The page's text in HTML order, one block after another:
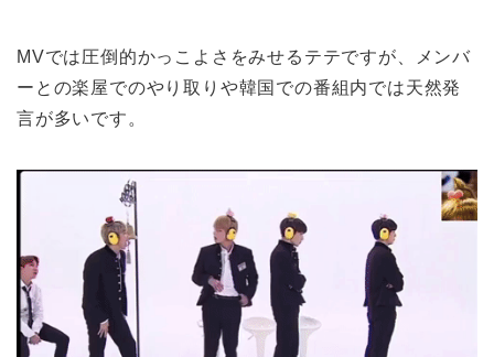
MVでは圧倒的かっこよさをみせるテテですが、メンバ
ーとの楽屋でのやり取りや韓国での番組内では天然発
言が多いです。